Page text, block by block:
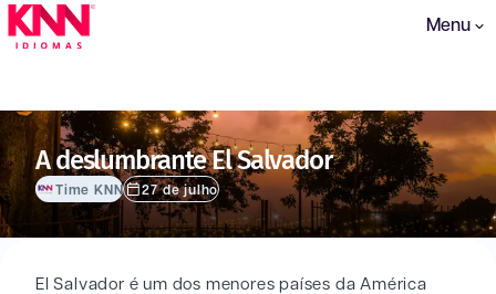
Menu
A deslumbrante El Salvador
Time KNN 27 de julho
El Salvador é um dos menores países da América